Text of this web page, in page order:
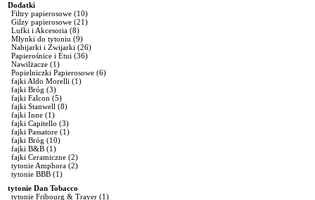
Dodatki
Filtry papierosowe (10)
Gilzy papierosowe (21)
Lufki i Akcesoria (8)
Młynki do tytoniu (9)
Nabijarki i Zwijarki (26)
Papierośnice i Etui (36)
Nawilżacze (1)
Popielniczki Papierosowe (6)
fajki Aldo Morelli (1)
fajki Bróg (3)
fajki Falcon (5)
fajki Stanwell (8)
fajki Inne (1)
fajki Capitello (3)
fajki Passatore (1)
fajki Bróg (10)
fajki B&B (1)
fajki Ceramiczne (2)
tytonie Amphora (2)
tytonie BBB (1)
tytonie Dan Tobacco
tytonie Fribourg & Trayer (1)